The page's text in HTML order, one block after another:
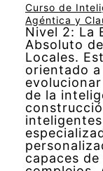
Curso de
Agéntica y
Nivel 2: La
Absoluto
Locales.
orientado
de la
capaces